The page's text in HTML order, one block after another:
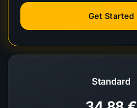
Standard
Get Started